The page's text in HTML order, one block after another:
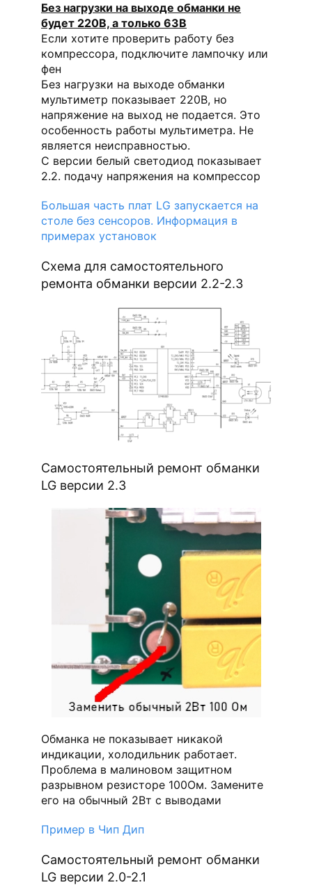
Без нагрузки на выходе обманки не
будет 220В, а только 63В
Если хотите проверить работу без
компрессора, подключите лампочку или
фен
Без нагрузки на выходе обманки
мультиметр показывает 220В, но
напряжение на выход не подается. Это
особенность работы мультиметра. Не
является неисправностью.
С версии белый светодиод показывает
2.2. подачу напряжения на компрессор
Большая часть плат LG запускается на
столе без сенсоров. Информация в
примерах установок
Схема для самостоятельного
ремонта обманки версии 2.2-2.3
Самостоятельный ремонт обманки
LG версии 2.3
Обманка не показывает никакой
индикации, холодильник работает.
Проблема в малиновом защитном
разрывном резисторе 100Ом. Замените
его на обычный 2Вт с выводами
Пример в Чип Дип
Самостоятельный ремонт обманки
LG версии 2.0-2.1